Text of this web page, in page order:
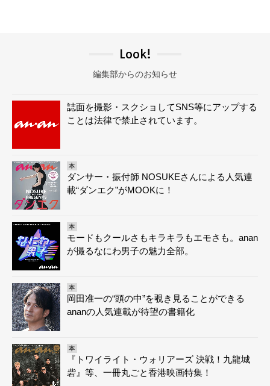
Look!
編集部からのお知らせ
誌面を撮影・スクショしてSNS等にアップする
ことは法律で禁止されています。
本
ダンサー・振付師 NOSUKEさんによる人気連
載“ダンエク”がMOOKに！
本
モードもクールさもキラキラもエモさも。anan
が撮るなにわ男子の魅力全部。
本
岡田准一の“頭の中”を覗き見ることができる
ananの人気連載が待望の書籍化
本
『トワイライト・ウォリアーズ 決戦！九龍城
砦』等、一冊丸ごと香港映画特集！